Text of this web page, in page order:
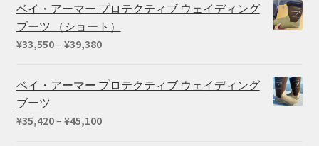
し
た。
で
す。
ベイ・アーマー プロテクティブ ウェイディング
ブーツ （ショート）
¥33,550– ¥39,380価
帯:
ベイ・アーマー プロテクティブ ウェイディング
ブーツ
¥35,420– ¥45,100価